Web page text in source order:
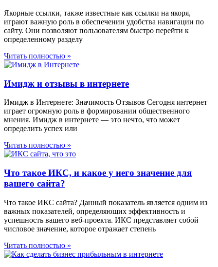
Якорные ссылки, также известные как ссылки на якоря,
играют важную роль в обеспечении удобства навигации по
сайту. Они позволяют пользователям быстро перейти к
определенному разделу
Читать полностью »
Имидж и отзывы в интернете
Имидж в Интернете: Значимость Отзывов Сегодня интернет
играет огромную роль в формировании общественного
мнения. Имидж в интернете — это нечто, что может
определить успех или
Читать полностью »
Что такое ИКС, и какое у него значение для
вашего сайта?
Что такое ИКС сайта? Данный показатель является одним из
важных показателей, определяющих эффективность и
успешность вашего веб-проекта. ИКС представляет собой
числовое значение, которое отражает степень
Читать полностью »